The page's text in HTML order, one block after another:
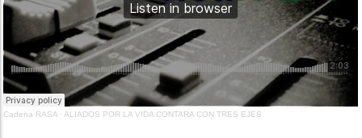
Cadena RASA · ALIADOS POR LA VIDA CONTARA CON TRES EJES